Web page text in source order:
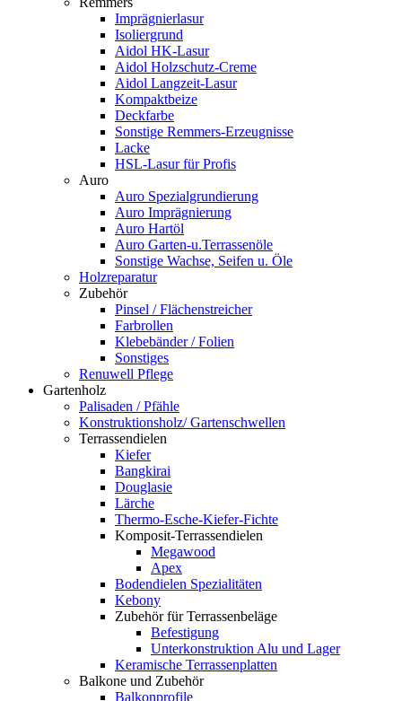
Imprägnierlasur
Isoliergrund
Aidol HK-Lasur
Aidol Holzschutz-Creme
Aidol Langzeit-Lasur
Kompaktbeize
Deckfarbe
Sonstige Remmers-Erzeugnisse
Lacke
HSL-Lasur für Profis
Auro
Auro Spezialgrundierung
Auro Imprägnierung
Auro Hartöl
Auro Garten-u.Terrassenöle
Sonstige Wachse, Seifen u. Öle
Holzreparatur
Zubehör
Pinsel / Flächenstreicher
Farbrollen
Klebebänder / Folien
Sonstiges
Renuwell Pflege
Gartenholz
Palisaden / Pfähle
Konstruktionsholz/ Gartenschwellen
Terrassendielen
Kiefer
Bangkirai
Douglasie
Lärche
Thermo-Esche-Kiefer-Fichte
Komposit-Terrassendielen
Megawood
Apex
Bodendielen Spezialitäten
Kebony
Zubehör für Terrassenbeläge
Befestigung
Unterkonstruktion Alu und Lager
Keramische Terrassenplatten
Balkone und Zubehör
Balkonprofile